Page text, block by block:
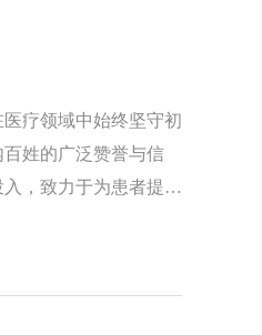
疗领域中始终坚守初
姓的广泛赞誉与信
，致力于为患者提供